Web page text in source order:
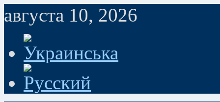
августа 10, 2026